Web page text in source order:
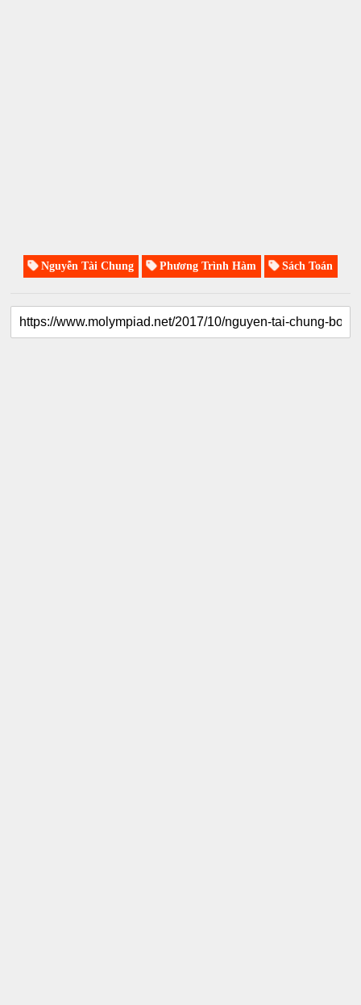
Nguyễn Tài Chung Phương Trình Hàm Sách Toán